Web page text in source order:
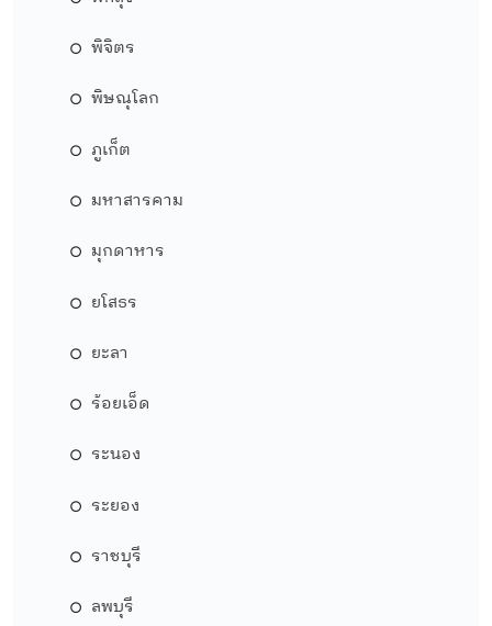
พิจิตร
พิษณุโลก
ภูเก็ต
มหาสารคาม
มุกดาหาร
ยโสธร
ยะลา
ร้อยเอ็ด
ระนอง
ระยอง
ราชบุรี
ลพบุรี